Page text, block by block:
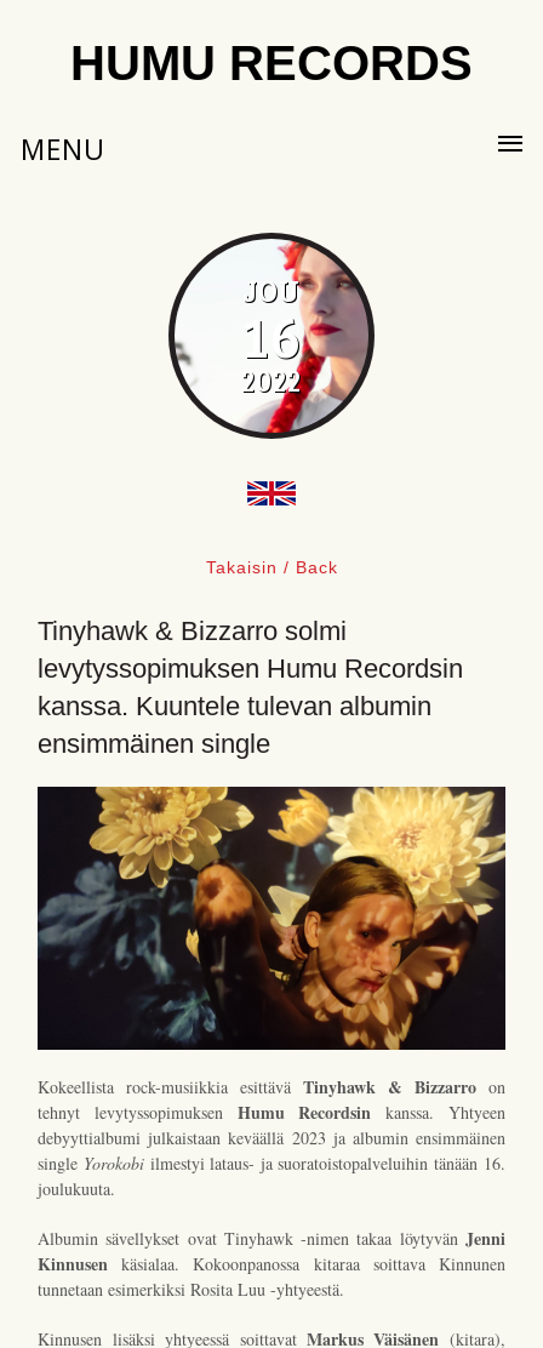
HUMU RECORDS
MENU
JOU
16
2022
Takaisin / Back
Tinyhawk & Bizzarro solmi
levytyssopimuksen Humu Recordsin
kanssa. Kuuntele tulevan albumin
ensimmäinen single
Kokeellista rock-musiikkia esittävä Tinyhawk & Bizzarroon
tehnyt levytyssopimuksen Humu Recordsin kanssa. Yhtyeen
debyyttialbumi julkaistaan keväällä 2023 ja albumin ensimmäinen
single Yorokobiilmestyi lataus- ja suoratoistopalveluihin tänään 16.
joulukuuta.
Albumin sävellykset ovat Tinyhawk -nimen takaa löytyvän Jenni
Kinnusen käsialaa. Kokoonpanossa kitaraa soittava Kinnunen
tunnetaan esimerkiksi Rosita Luu -yhtyeestä.
Kinnusen lisäksi yhtyeessä soittavat Markus Väisänen (kitara),